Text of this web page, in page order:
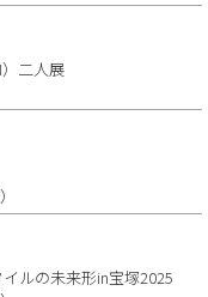
二人展
ルの未来形in宝塚2025